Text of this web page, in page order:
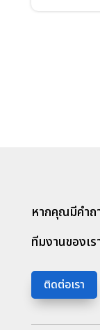
หากคุณมีคำถ
ทีมงานของเ
ติดต่อเรา